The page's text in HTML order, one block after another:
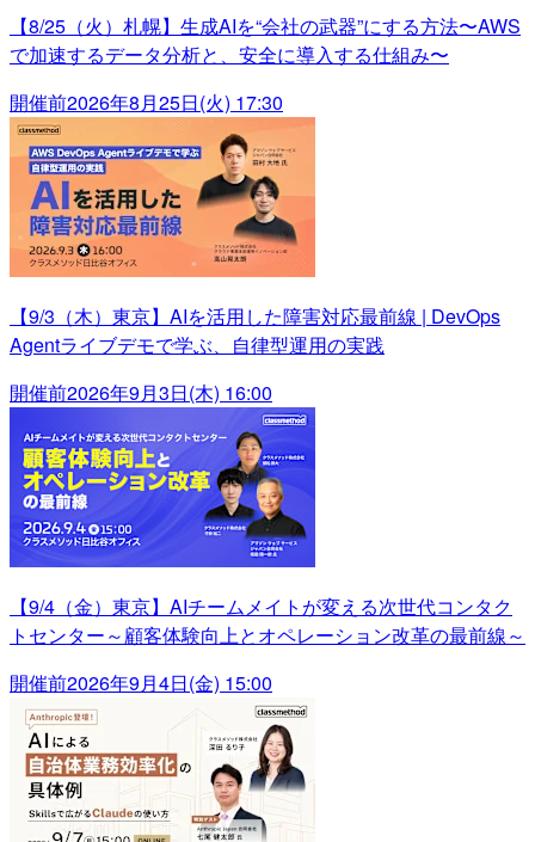
【8/25（火）札幌】生成AIを“会社の武器”にする方法〜AWS
で加速するデータ分析と、安全に導入する仕組み〜
開催前2026年8月25日(火) 17:30
【9/3（木）東京】AIを活用した障害対応最前線 | DevOps
Agentライブデモで学ぶ、自律型運用の実践
開催前2026年9月3日(木) 16:00
【9/4（金）東京】AIチームメイトが変える次世代コンタク
トセンター～顧客体験向上とオペレーション改革の最前線～
開催前2026年9月4日(金) 15:00